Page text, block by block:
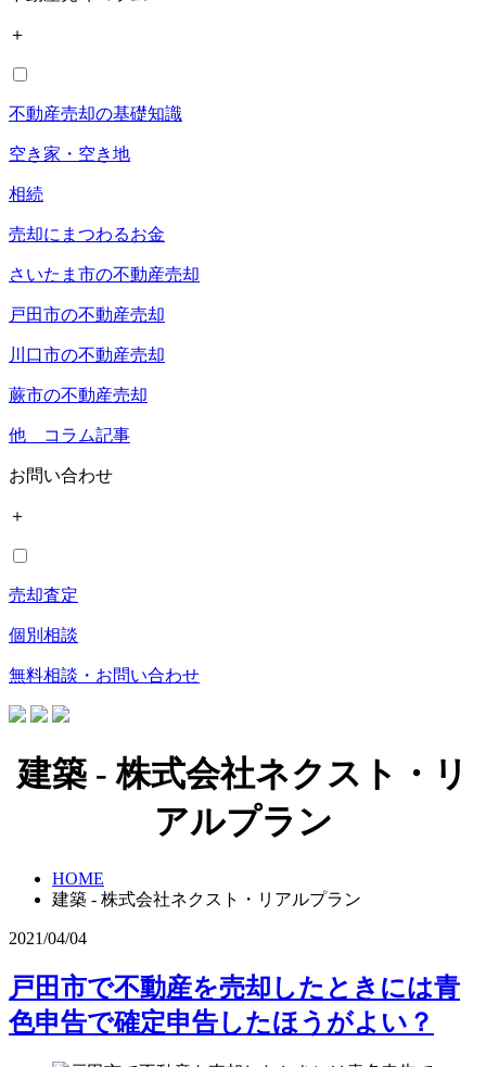
＋
不動産売却の基礎知識
空き家・空き地
相続
売却にまつわるお金
さいたま市の不動産売却
戸田市の不動産売却
川口市の不動産売却
蕨市の不動産売却
他 コラム記事
お問い合わせ
＋
売却査定
個別相談
無料相談・お問い合わせ
建築 - 株式会社ネクスト・リ
アルプラン
HOME
建築 - 株式会社ネクスト・リアルプラン
2021/04/04
戸田市で不動産を売却したときには青
色申告で確定申告したほうがよい？